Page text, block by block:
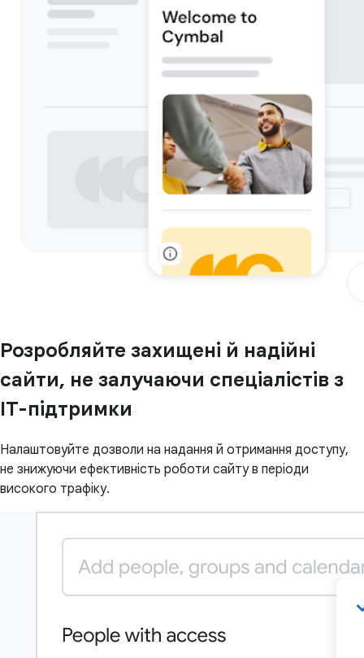
Розробляйте захищені й надійні
сайти, не залучаючи спеціалістів з
IT-підтримки
Налаштовуйте дозволи на надання й отримання доступу,
не знижуючи ефективність роботи сайту в періоди
високого трафіку.